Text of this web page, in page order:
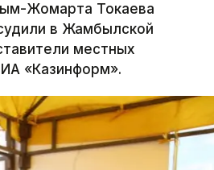
Жомарта Токаева
в Жамбылской
местных
«Казинформ».